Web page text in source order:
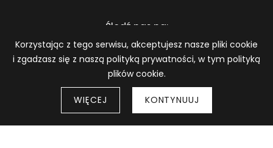
Śledź nas na:
BWA Wrocław Galerie Sztuki Współczesnej
Wróć do góry strony
Informacja o plikach cookie
Korzystając z tego serwisu, akceptujesz nasze pliki cookie
i zgadzasz się z naszą polityką prywatności, w tym polityką
plików cookie.
WIĘCEJ KONTYNUUJ